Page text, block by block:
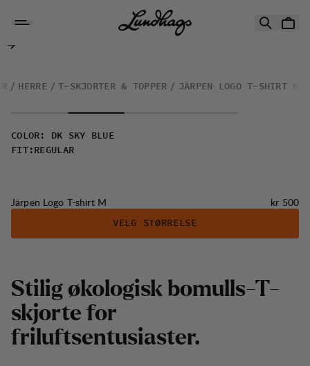
Järpen Logo T-shirt M
HERRE T-SKJORTER & TOPPER JÄRPEN LOGO T-SHIRT M
COLOR :
DK SKY BLUE
FIT: REGULAR
Järpen Logo T-shirt M Pris:
kr 500
VELG STØRRELSE
Stilig økologisk bomulls-T-
skjorte for
friluftsentusiaster.